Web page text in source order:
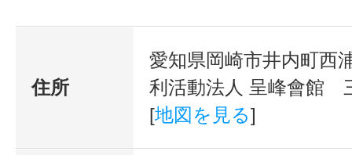
住所
愛知県岡崎市井内町西
利活動法人 呈峰會館
[地図を見る]